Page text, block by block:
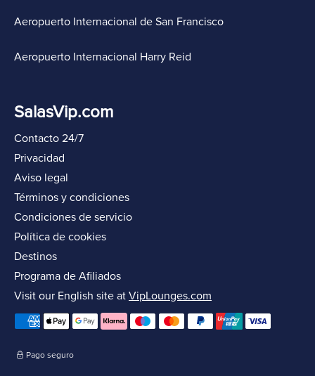
Aeropuerto Internacional de San Francisco
Aeropuerto Internacional Harry Reid
SalasVip.com
Contacto 24/7
Privacidad
Aviso legal
Términos y condiciones
Condiciones de servicio
Política de cookies
Destinos
Programa de Afiliados
Visit our English site at VipLounges.com
Pago seguro